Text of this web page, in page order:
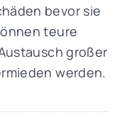
bevor sie
teure
großer
werden.